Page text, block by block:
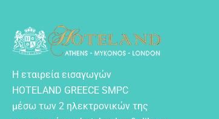
Η εταιρεία εισαγωγών
HOTELAND GREECE SMPC
μέσω των 2 ηλεκτρονικών της